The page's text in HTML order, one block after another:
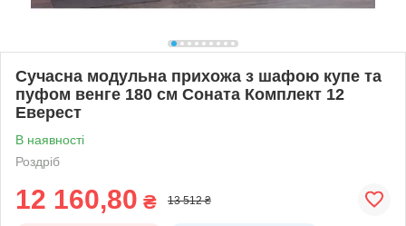
Сучасна модульна прихожа з шафою купе та
пуфом венге 180 см Соната Комплект 12
Еверест
В наявності
Роздріб
12 160,80 ₴ 13 512 ₴